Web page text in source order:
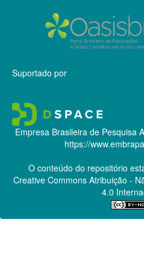
Suportado por
Empresa Brasileira de Pesquisa
https://
O conteúdo do repositório
Creative CommonsAtribuição -
4.0